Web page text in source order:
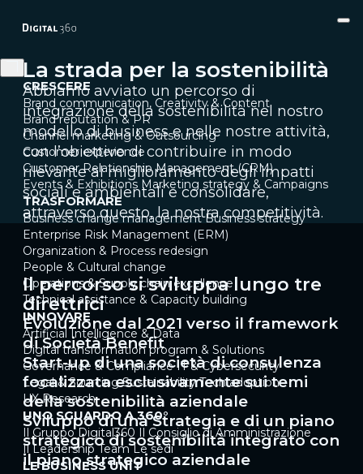
CRESCERE
Brand communication, Creativity & Content
Brand reputation & PR
Channel marketing & Outsourcing
Customer experience
Customer Relationship Management (CRM)
Events & Exhibitions Marketing strategy & Campaigns
TRASFORMARE
Business change management Business strategy
Enterprise Risk Management (ERM)
Organization & Process redesign
People & Cultural change
Operations & Supply chain excellence
Technical assistance & Capacity building
INNOVARE
Artificial Intelligence & Data
Digital transformation program & Solutions
Governance & Compliance IT & Cybersecurity
Legal & Sourcing Sustainability Tech adoption
UX Research
UNO SGUARDO A 360°
Il Gruppo Digital360 Il Consiglio di Amministrazione
Il Leadership Team Le sedi
LE BUSINESS UNIT
La strada per la sostenibilità
Abbiamo avviato un percorso di
integrazione della sostenibilità nel nostro
modello di business e nelle nostre attività,
con l’obiettivo di contribuire in modo
rilevante al miglioramento degli impatti
sociali e ambientali e consolidare,
attraverso questo, la nostra competitività.
Il percorso si sviluppa lungo tre
direttrici
Evoluzione dal 2021 verso il framework
di Società Benefit
Start-up di una società di consulenza
focalizzata esclusivamente sui temi
della sostenibilità aziendale
Sviluppo di una Strategia e di un piano
strategico di sostenibilità integrato con
il piano strategico aziendale